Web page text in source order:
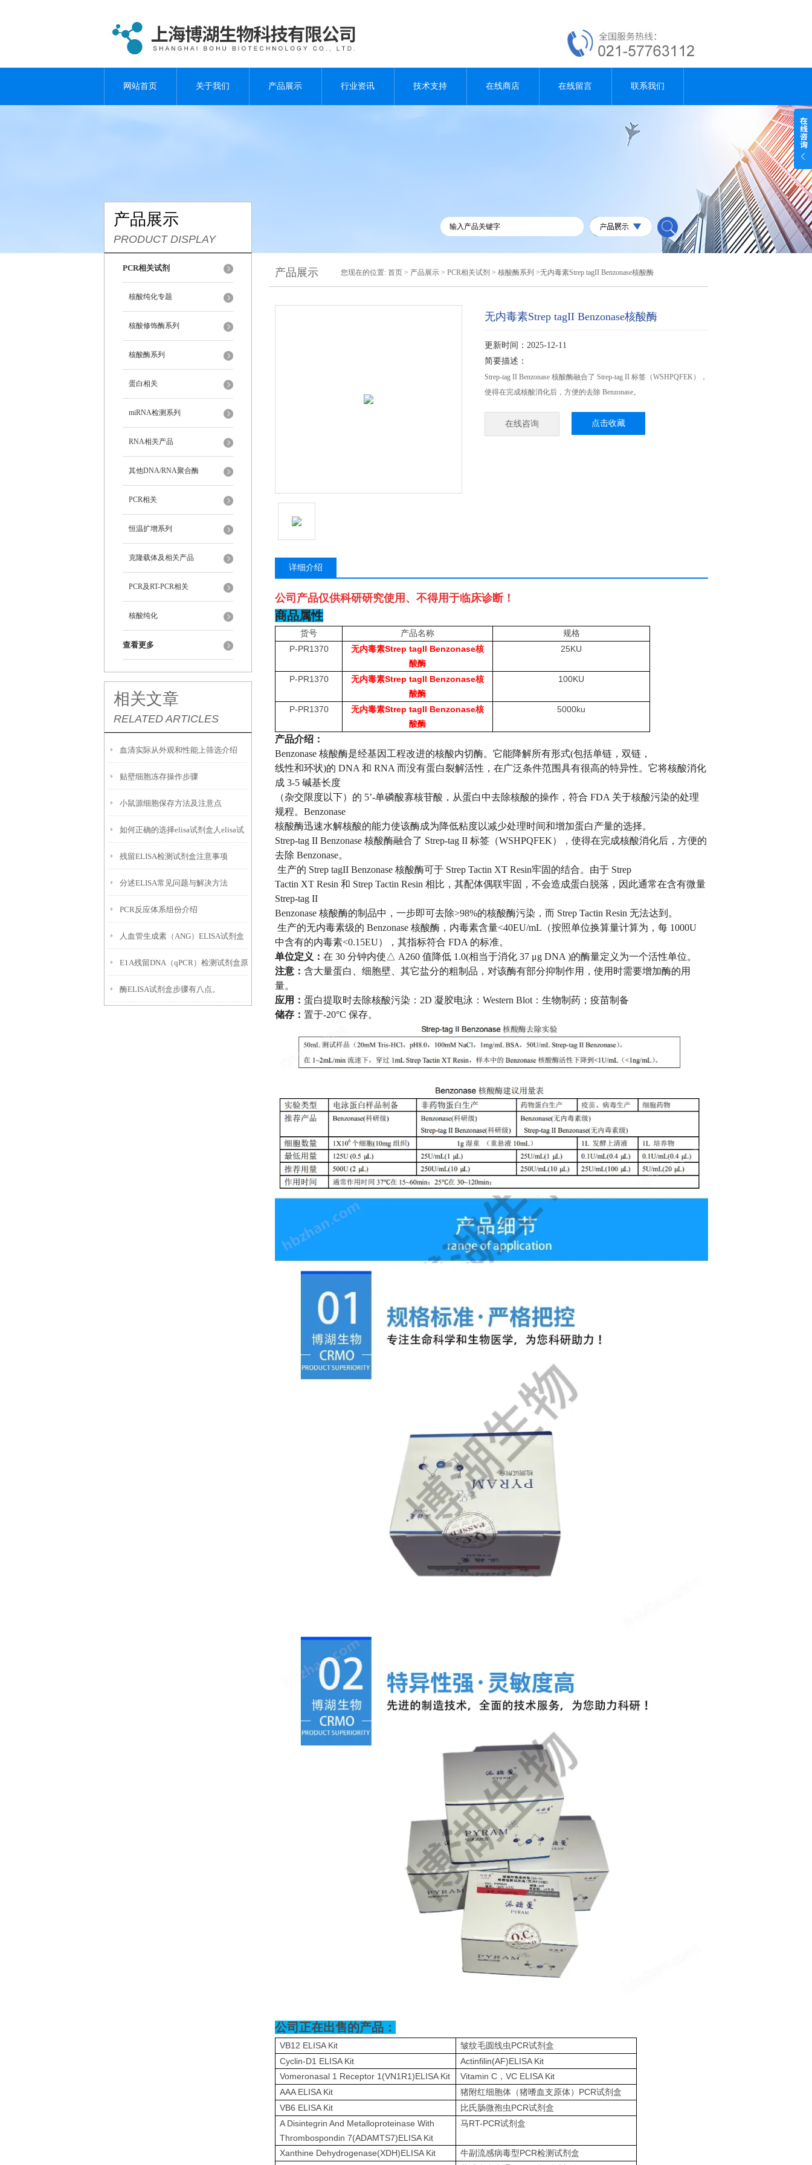
网站首页 关于我们 产品展示 行业资讯 技术支持 在线商店 在线留言 联系我们
产品展示
PRODUCT DISPLAY
PCR相关试剂
核酸纯化专题
核酸修饰酶系列
核酸酶系列
蛋白相关
miRNA检测系列
RNA相关产品
其他DNA/RNA聚合酶
PCR相关
恒温扩增系列
克隆载体及相关产品
PCR及RT-PCR相关
核酸纯化
查看更多
相关文章
RELATED ARTICLES
血清实际从外观和性能上筛选介绍
贴壁细胞冻存操作步骤
小鼠源细胞保存方法及注意点
如何正确的选择elisa试剂盒人elisa试
剂盒
残留ELISA检测试剂盒注意事项
分述ELISA常见问题与解决方法
PCR反应体系组份介绍
人血管生成素（ANG）ELISA试剂盒
的应用检测及加样和数据分析
E1A残留DNA（qPCR）检测试剂盒原
理及优势
酶ELISA试剂盒步骤有八点。
产品展示 您现在的位置: 首页 > 产品展示 > PCR相关试剂 > 核酸酶系列 >无内毒素Strep tagII Benzonase核酸酶
无内毒素Strep tagII Benzonase核酸酶
更新时间：2025-12-11
简要描述：
Strep-tag II Benzonase 核酸酶融合了 Strep-tag II 标签（WSHPQFEK），
使得在完成核酸消化后，方便的去除 Benzonase。
在线咨询 点击收藏
详细介绍
公司产品仅供科研研究使用、不得用于临床诊断！
商品属性
货号 产品名称 规格
P-PR1370 无内毒素Strep tagII Benzonase核
酸酶
25KU
P-PR1370 无内毒素Strep tagII Benzonase核
酸酶
100KU
P-PR1370 无内毒素Strep tagII Benzonase核
酸酶
5000ku
产品介绍：
Benzonase 核酸酶是经基因工程改进的核酸内切酶。它能降解所有形式(包括单链，双链，
线性和环状)的 DNA 和 RNA 而没有蛋白裂解活性，在广泛条件范围具有很高的特异性。它将核酸消化
成 3-5 碱基长度
（杂交限度以下）的 5’-单磷酸寡核苷酸，从蛋白中去除核酸的操作，符合 FDA 关于核酸污染的处理
规程。Benzonase
核酸酶迅速水解核酸的能力使该酶成为降低粘度以减少处理时间和增加蛋白产量的选择。
Strep-tag II Benzonase 核酸酶融合了 Strep-tag II 标签（WSHPQFEK），使得在完成核酸消化后，方便的
去除 Benzonase。
生产的 Strep tagII Benzonase 核酸酶可于 Strep Tactin XT Resin牢固的结合。由于 Strep
Tactin XT Resin 和 Strep Tactin Resin 相比，其配体偶联牢固，不会造成蛋白脱落，因此通常在含有微量
Strep-tag II
Benzonase 核酸酶的制品中，一步即可去除>98%的核酸酶污染，而 Strep Tactin Resin 无法达到。
生产的无内毒素级的 Benzonase 核酸酶，内毒素含量<40EU/mL（按照单位换算量计算为，每 1000U
中含有的内毒素<0.15EU），其指标符合 FDA 的标准。
单位定义： 在 30 分钟内使△ A260 值降低 1.0(相当于消化 37 μg DNA )的酶量定义为一个活性单位。
注意： 含大量蛋白、细胞壁、其它盐分的粗制品，对该酶有部分抑制作用，使用时需要增加酶的用
量。
应用： 蛋白提取时去除核酸污染：2D 凝胶电泳：Western Blot：生物制药；疫苗制备
储存： 置于-20°C 保存。
公司正在出售的产品：
VB12 ELISA Kit 皱纹毛圆线虫 PCR试剂盒
Cyclin-D1 ELISA Kit
Actinfilin(AF)ELISA Kit
Vomeronasal 1 Receptor 1(VN1R1)ELISA Kit
Vitamin C ， VC ELISA Kit
AAA ELISA Kit
猪附红细胞体（猪嗜血支原体） PCR试剂盒
VB6 ELISA Kit 比氏肠微孢虫 PCR试剂盒
A Disintegrin And Metalloproteinase With
Thrombospondin 7(ADAMTS7)ELISA Kit
马RT-PCR试剂盒
Xanthine Dehydrogenase(XDH)ELISA Kit 牛副流感病毒型PCR检测试剂盒